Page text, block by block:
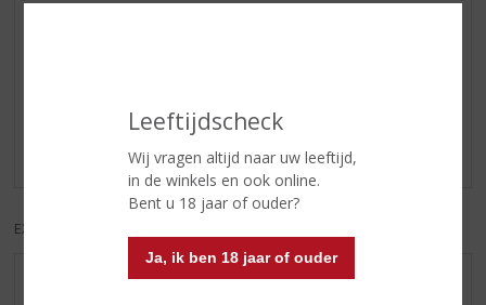
Leeftijdscheck
Wij vragen altijd naar uw leeftijd,
in de winkels en ook online.
Bent u 18 jaar of ouder?
Ja, ik ben 18 jaar of ouder
Schrijf een review
Er zijn nog geen reviews geplaatst voor dit product
EXCL. BTW